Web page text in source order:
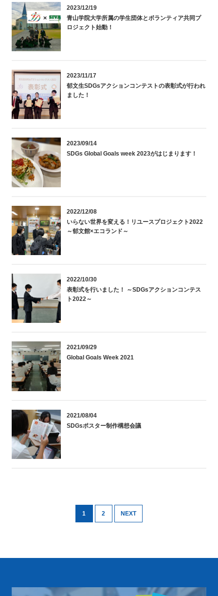
2023/12/19
青山学院大学所属の学生団体とボランティア共同プ
ロジェクト始動！
2023/11/17
郁文生SDGsアクションコンテストの表彰式が行われ
ました！
2023/09/14
SDGs Global Goals week 2023がはじまります！
2022/12/08
いらない世界を変える！リユースプロジェクト2022
～郁文館×エコランド～
2022/10/30
表彰式を行いました！ ～SDGsアクションコンテス
ト2022～
2021/09/29
Global Goals Week 2021
2021/08/04
SDGsポスター制作構想会議
1 2 NEXT